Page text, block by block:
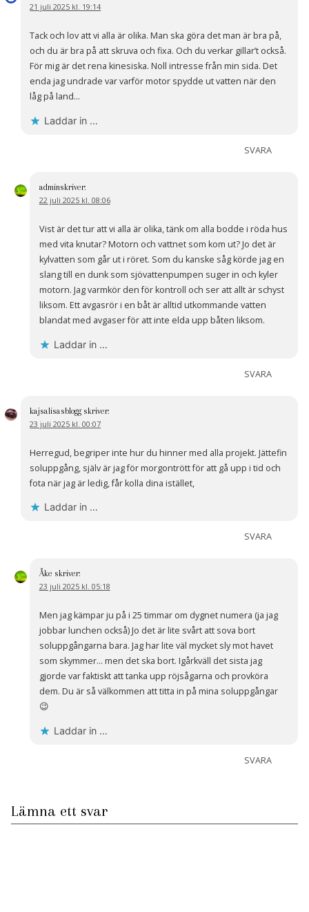
21 juli 2025 kl. 19:14
Tack och lov att vi alla är olika. Man ska göra det man är bra på,
och du är bra på att skruva och fixa. Och du verkar gillar’t också.
För mig är det rena kinesiska. Noll intresse från min sida. Det
enda jag undrade var varför motor spydde ut vatten när den
låg på land…
Laddar in …
SVARA
adminskriver:
22 juli 2025 kl. 08:06
Vist är det tur att vi alla är olika, tänk om alla bodde i röda hus
med vita knutar? Motorn och vattnet som kom ut? Jo det är
kylvatten som går ut i röret. Som du kanske såg körde jag en
slang till en dunk som sjövattenpumpen suger in och kyler
motorn. Jag varmkör den för kontroll och ser att allt är schyst
liksom. Ett avgasrör i en båt är alltid utkommande vatten
blandat med avgaser för att inte elda upp båten liksom.
Laddar in …
SVARA
kajsalisasblogg skriver:
23 juli 2025 kl. 00:07
Herregud, begriper inte hur du hinner med alla projekt. Jättefin
soluppgång, själv är jag för morgontrött för att gå upp i tid och
fota när jag är ledig, får kolla dina istället,
Laddar in …
SVARA
Åke skriver:
23 juli 2025 kl. 05:18
Men jag kämpar ju på i 25 timmar om dygnet numera (ja jag
jobbar lunchen också) Jo det är lite svårt att sova bort
soluppgångarna bara. Jag har lite väl mycket sly mot havet
som skymmer… men det ska bort. Igårkväll det sista jag
gjorde var faktiskt att tanka upp röjsågarna och provköra
dem. Du är så välkommen att titta in på mina soluppgångar
😉
Laddar in …
SVARA
Lämna ett svar